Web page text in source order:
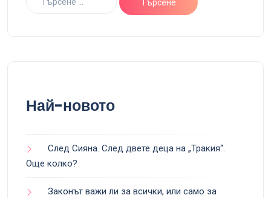
Най-новото
След Сияна. След двете деца на „Тракия“.
Още колко?
Законът важи ли за всички, или само за